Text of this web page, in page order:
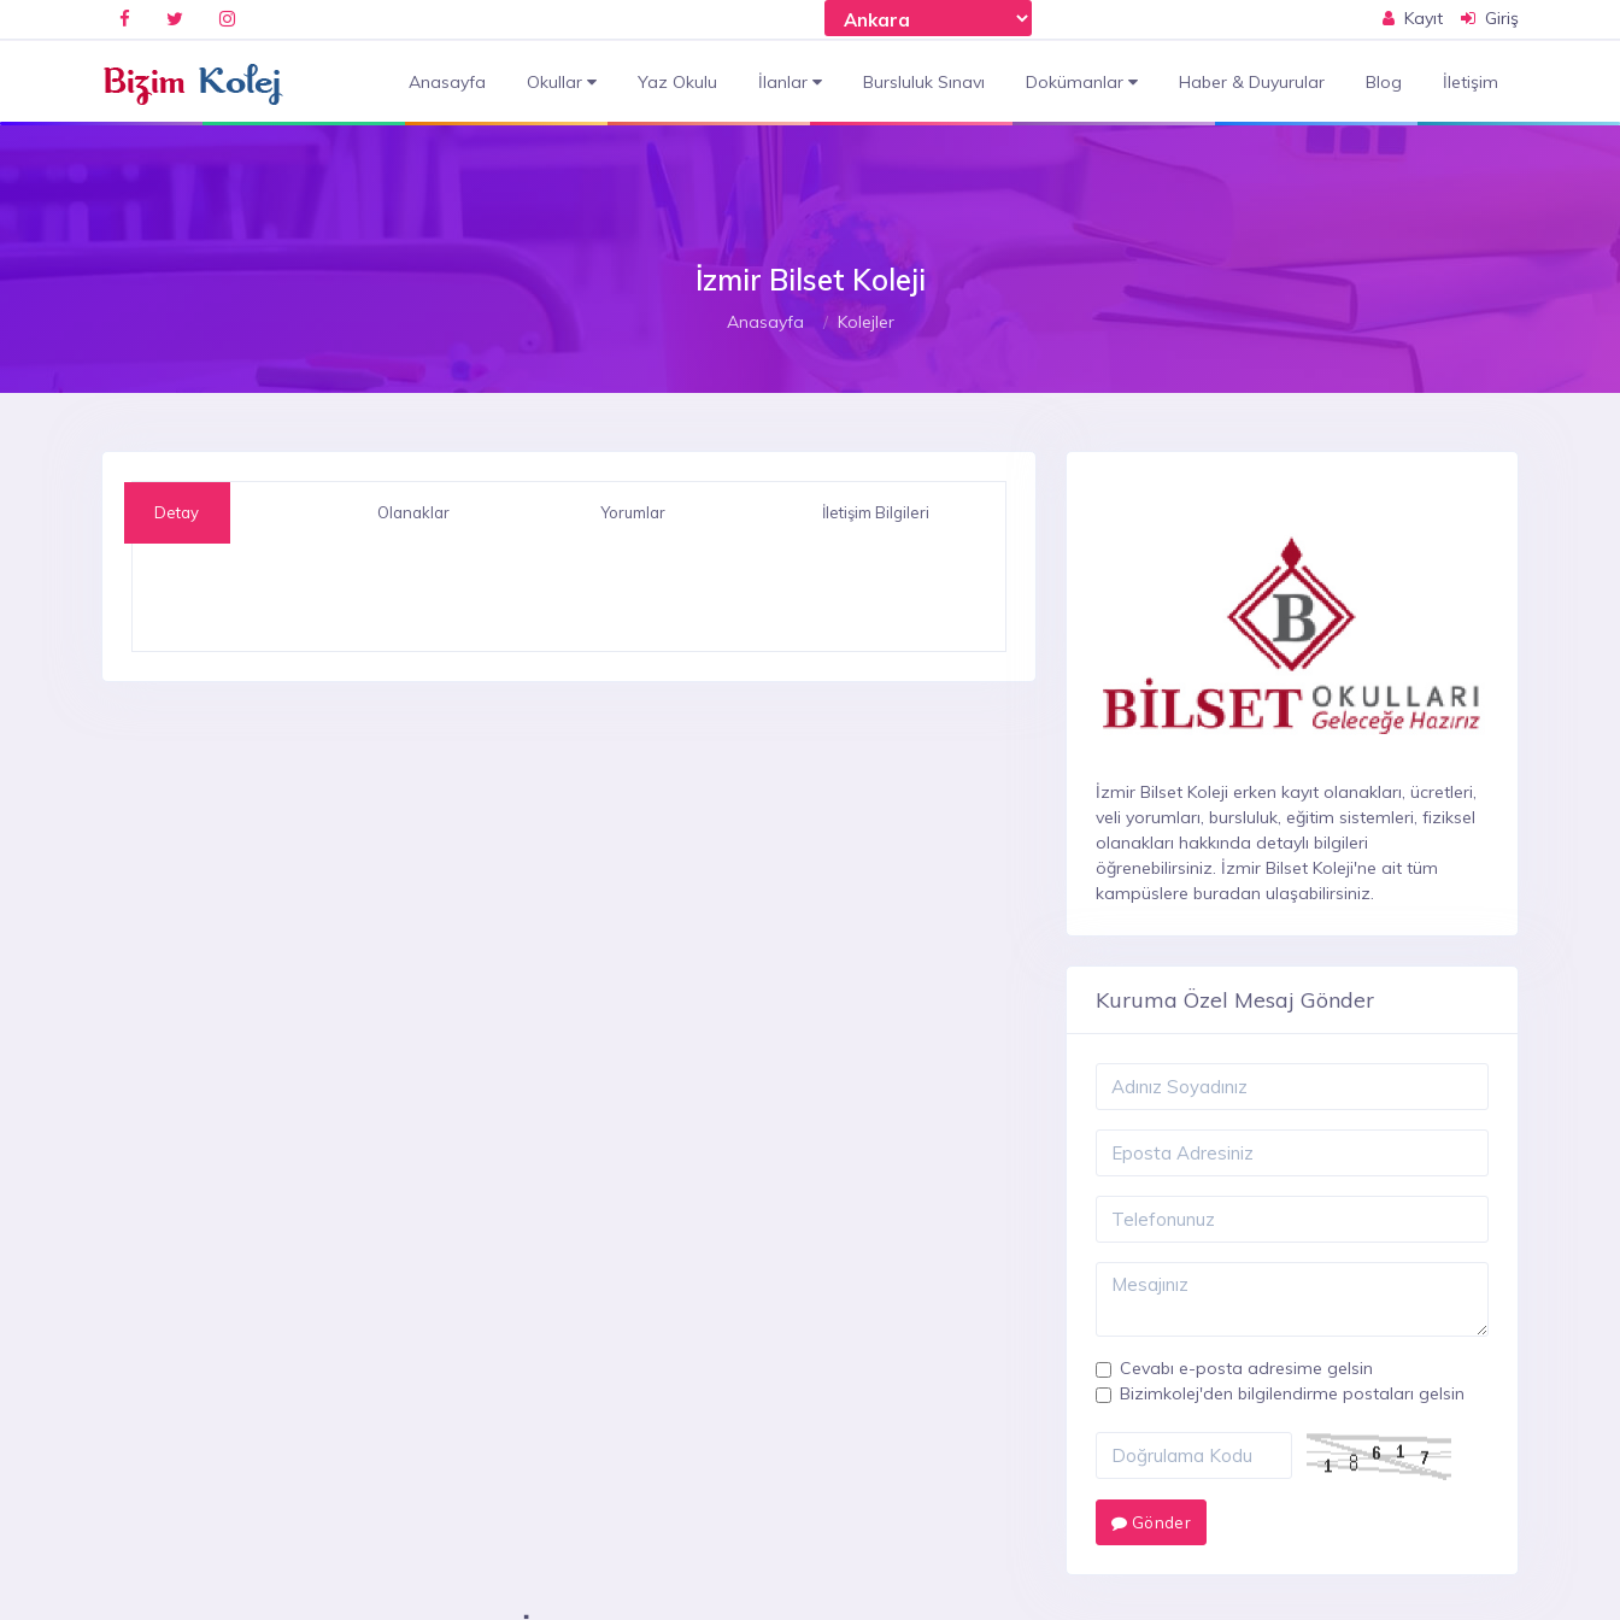
Kayıt Giriş
Anasayfa Okullar Yaz Okulu İlanlar Bursluluk Sınavı Dokümanlar Haber & Duyurular Blog İletişim
İzmir Bilset Koleji
Anasayfa Kolejler
Detay Olanaklar Yorumlar İletişim Bilgileri
İzmir Bilset Koleji erken kayıt olanakları, ücretleri,
veli yorumları, bursluluk, eğitim sistemleri, fiziksel
olanakları hakkında detaylı bilgileri
öğrenebilirsiniz. İzmir Bilset Koleji'ne ait tüm
kampüslere buradan ulaşabilirsiniz.
Kuruma Özel Mesaj Gönder
Cevabı e-posta adresime gelsin
Bizimkolej'den bilgilendirme postaları gelsin
Gönder